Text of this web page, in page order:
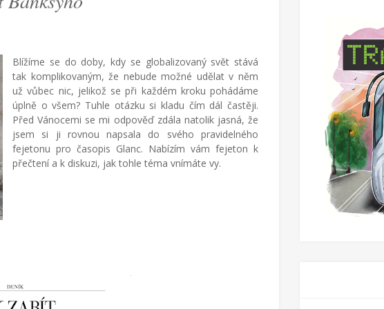
Blížíme se do doby, kdy se globalizovaný svět stává
tak komplikovaným, že nebude možné udělat v něm
už vůbec nic, jelikož se při každém kroku pohádáme
úplně o všem? Tuhle otázku si kladu čím dál častěji.
Před Vánocemi se mi odpověď zdála natolik jasná, že
jsem si ji rovnou napsala do svého pravidelného
fejetonu pro časopis Glanc. Nabízím vám fejeton k
přečtení a k diskuzi, jak tohle téma vnímáte vy.